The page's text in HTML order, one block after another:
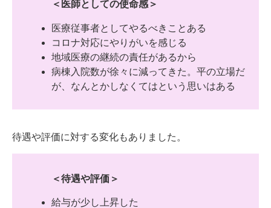
＜医師としての使命感＞
医療従事者としてやるべきことある
コロナ対応にやりがいを感じる
地域医療の継続の責任があるから
病棟入院数が徐々に減ってきた。平の立場だ
が、なんとかしなくてはという思いはある
待遇や評価に対する変化もありました。
＜待遇や評価＞
給与が少し上昇した